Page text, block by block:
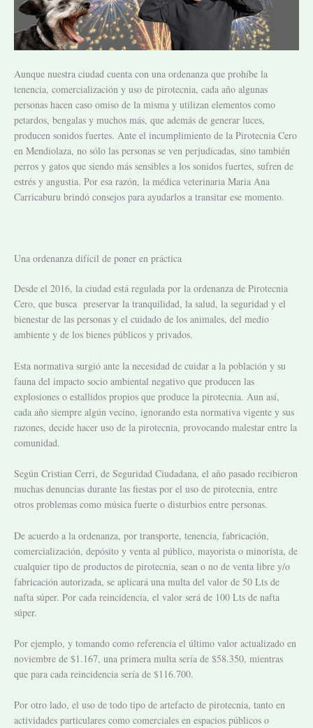
Aunque nuestra ciudad cuenta con una ordenanza que prohíbe la
tenencia, comercialización y uso de pirotecnia, cada año algunas
personas hacen caso omiso de la misma y utilizan elementos como
petardos, bengalas y muchos más, que además de generar luces,
producen sonidos fuertes. Ante el incumplimiento de la Pirotecnia Cero
en Mendiolaza, no sólo las personas se ven perjudicadas, sino también
perros y gatos que siendo más sensibles a los sonidos fuertes, sufren de
estrés y angustia. Por esa razón, la médica veterinaria Maria Ana
Carricaburu brindó consejos para ayudarlos a transitar ese momento.
Una ordenanza difícil de poner en práctica
Desde el 2016, la ciudad está regulada por la ordenanza de Pirotecnia
Cero, que busca preservar la tranquilidad, la salud, la seguridad y el
bienestar de las personas y el cuidado de los animales, del medio
ambiente y de los bienes públicos y privados.
Esta normativa surgió ante la necesidad de cuidar a la población y su
fauna del impacto socio ambiental negativo que producen las
explosiones o estallidos propios que produce la pirotecnia. Aun así,
cada año siempre algún vecino, ignorando esta normativa vigente y sus
razones, decide hacer uso de la pirotecnia, provocando malestar entre la
comunidad.
Según Cristian Cerri, de Seguridad Ciudadana, el año pasado recibieron
muchas denuncias durante las fiestas por el uso de pirotecnia, entre
otros problemas como música fuerte o disturbios entre personas.
De acuerdo a la ordenanza, por transporte, tenencia, fabricación,
comercialización, depósito y venta al público, mayorista o minorista, de
cualquier tipo de productos de pirotecnia, sean o no de venta libre y/o
fabricación autorizada, se aplicará una multa del valor de 50 Lts de
nafta súper. Por cada reincidencia, el valor será de 100 Lts de nafta
súper.
Por ejemplo, y tomando como referencia el último valor actualizado en
noviembre de $1.167, una primera multa sería de $58.350, mientras
que para cada reincidencia sería de $116.700.
Por otro lado, el uso de todo tipo de artefacto de pirotecnia, tanto en
actividades particulares como comerciales en espacios públicos o